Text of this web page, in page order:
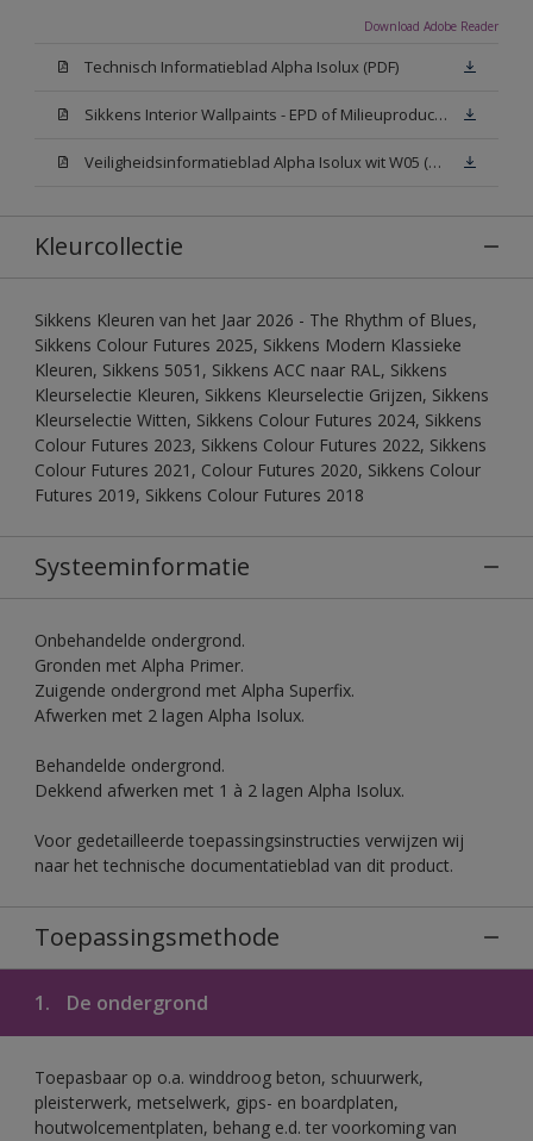
Download Adobe Reader
Technisch Informatieblad Alpha Isolux (PDF)
Sikkens Interior Wallpaints - EPD of Milieuproductverklaring
Veiligheidsinformatieblad Alpha Isolux wit W05 (SDS)
Kleurcollectie
Sikkens Kleuren van het Jaar 2026 - The Rhythm of Blues,
Sikkens Colour Futures 2025, Sikkens Modern Klassieke
Kleuren, Sikkens 5051, Sikkens ACC naar RAL, Sikkens
Kleurselectie Kleuren, Sikkens Kleurselectie Grijzen, Sikkens
Kleurselectie Witten, Sikkens Colour Futures 2024, Sikkens
Colour Futures 2023, Sikkens Colour Futures 2022, Sikkens
Colour Futures 2021, Colour Futures 2020, Sikkens Colour
Futures 2019, Sikkens Colour Futures 2018
Systeeminformatie
Onbehandelde ondergrond.
Gronden met Alpha Primer.
Zuigende ondergrond met Alpha Superfix.
Afwerken met 2 lagen Alpha Isolux.
Behandelde ondergrond.
Dekkend afwerken met 1 à 2 lagen Alpha Isolux.
Voor gedetailleerde toepassingsinstructies verwijzen wij
naar het technische documentatieblad van dit product.
Toepassingsmethode
1. De ondergrond
Toepasbaar op o.a. winddroog beton, schuurwerk,
pleisterwerk, metselwerk, gips- en boardplaten,
houtwolcementplaten, behang e.d. ter voorkoming van